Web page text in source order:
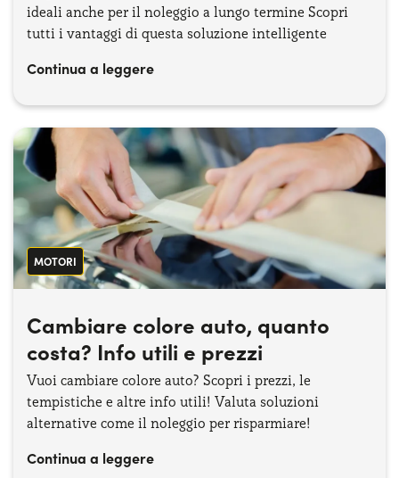
ideali anche per il noleggio a lungo termine Scopri
tutti i vantaggi di questa soluzione intelligente
Continua a leggere
MOTORI
Cambiare colore auto, quanto
costa? Info utili e prezzi
Vuoi cambiare colore auto? Scopri i prezzi, le
tempistiche e altre info utili! Valuta soluzioni
alternative come il noleggio per risparmiare!
Continua a leggere